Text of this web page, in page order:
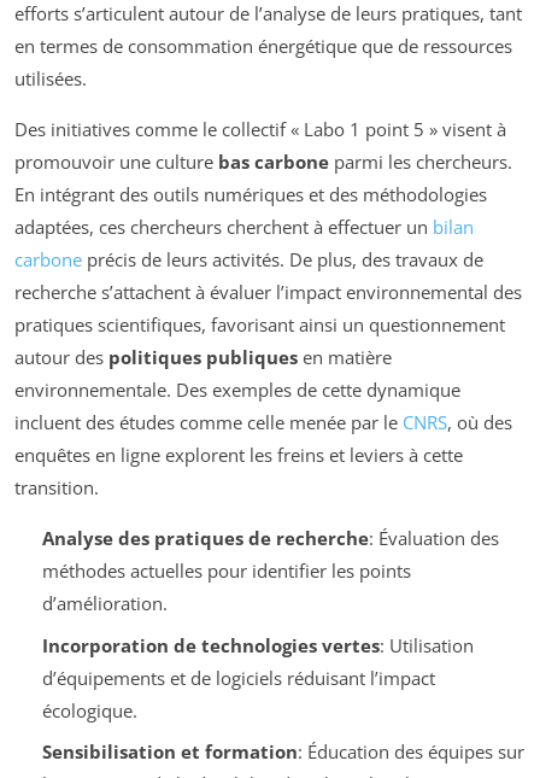
efforts s’articulent autour de l’analyse de leurs pratiques, tant
en termes de consommation énergétique que de ressources
utilisées.
Des initiatives comme le collectif « Labo 1 point 5 » visent à
promouvoir une culture bas carbone parmi les chercheurs.
En intégrant des outils numériques et des méthodologies
adaptées, ces chercheurs cherchent à effectuer un bilan
carbone précis de leurs activités. De plus, des travaux de
recherche s’attachent à évaluer l’impact environnemental des
pratiques scientifiques, favorisant ainsi un questionnement
autour des politiques publiques en matière
environnementale. Des exemples de cette dynamique
incluent des études comme celle menée par le CNRS, où des
enquêtes en ligne explorent les freins et leviers à cette
transition.
Analyse des pratiques de recherche: Évaluation des
méthodes actuelles pour identifier les points
d’amélioration.
Incorporation de technologies vertes: Utilisation
d’équipements et de logiciels réduisant l’impact
écologique.
Sensibilisation et formation: Éducation des équipes sur